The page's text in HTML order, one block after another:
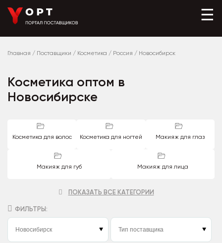
☰
Главная / Поставщики / Косметика / Россия / Новосибирск
Косметика оптом в
Новосибирске
Косметика для волос Косметика для ногтей Макияж для глаз
Макияж для губ Макияж для лица
ПОКАЗАТЬ ВСЕ КАТЕГОРИИ
ФИЛЬТРЫ: